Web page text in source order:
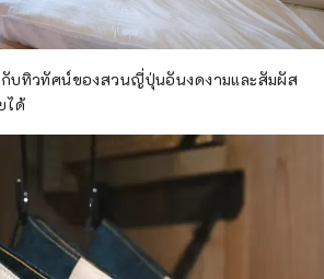
บทิวทัศน์ของสวนญี่ปุ่นอันงดงามและสัมผัส
ได้